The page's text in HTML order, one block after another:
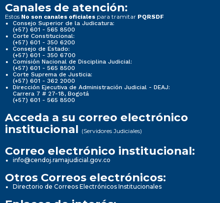
Canales de atención:
Estos No son canales oficiales para tramitar PQRSDF
Consejo Superior de la Judicatura:
(+57) 601 - 565 8500
Corte Constitucional:
(+57) 601 - 350 6200
Consejo de Estado:
(+57) 601 - 350 6700
Comisión Nacional de Disciplina Judicial:
(+57) 601 - 565 8500
Corte Suprema de Justicia:
(+57) 601 - 362 2000
Dirección Ejecutiva de Administración Judicial - DEAJ:
Carrera 7 # 27-18, Bogotá
(+57) 601 - 565 8500
Acceda a su correo electrónico
institucional (Servidores Judiciales)
Correo electrónico institucional:
info@cendoj.ramajudicial.gov.co
Otros Correos electrónicos:
Directorio de Correos Electrónicos Institucionales